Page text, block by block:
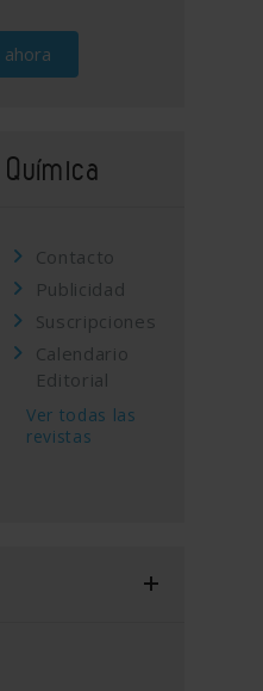
ahora
Contacto
Publicidad
Suscripciones
Calendario
Editorial
Ver todas las
revistas